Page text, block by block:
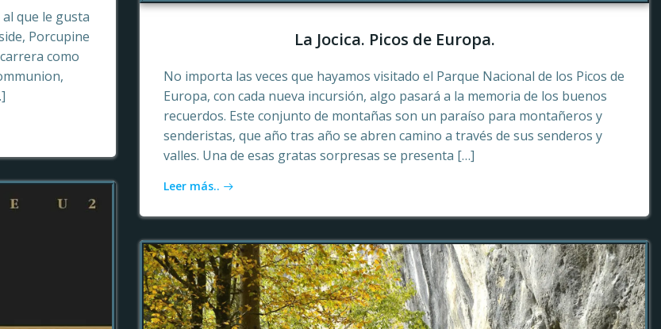
que le gusta
Porcupine
como
La Jocica. Picos de Europa.
No importa las veces que hayamos visitado el Parque Nacional de los Picos de
Europa, con cada nueva incursión, algo pasará a la memoria de los buenos
recuerdos. Este conjunto de montañas son un paraíso para montañeros y
senderistas, que año tras año se abren camino a través de sus senderos y
valles. Una de esas gratas sorpresas se presenta […]
Leer más..